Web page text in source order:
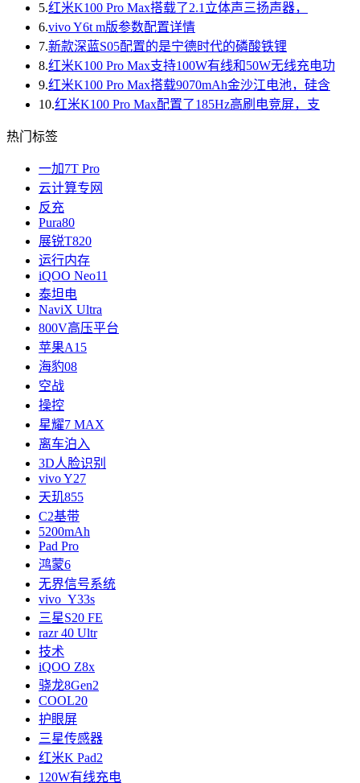
5.红米K100 Pro Max搭载了2.1立体声三扬声器，
6.vivo Y6t m版参数配置详情
7.新款深蓝S05配置的是宁德时代的磷酸铁锂
8.红米K100 Pro Max支持100W有线和50W无线充电功
9.红米K100 Pro Max搭载9070mAh金沙江电池，硅含
10.红米K100 Pro Max配置了185Hz高刷电竞屏，支
热门标签
一加7T Pro
云计算专网
反充
Pur​a80
展锐T820
运行内存
iQOO Neo11
泰坦电
NaviX Ultra
800V高压平台
苹果A15
海豹08
空战
操控
星耀7 MAX
离车泊入
3D人脸识别
vivo Y27
天玑855
C2基带
5200mAh
Pad Pro
鸿蒙6
无界信号系统
vivo Y33s
三星S20 FE
razr 40 Ultr
技术
iQOO Z8x
骁龙8Gen2
COOL20
护眼屏
三星传感器
红米K Pad2
120W有线充电